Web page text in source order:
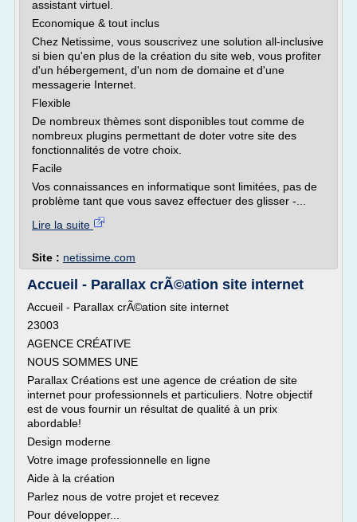
assistant virtuel.
Economique & tout inclus
Chez Netissime, vous souscrivez une solution all-inclusive
si bien qu'en plus de la création du site web, vous profiter
d'un hébergement, d'un nom de domaine et d'une
messagerie Internet.
Flexible
De nombreux thèmes sont disponibles tout comme de
nombreux plugins permettant de doter votre site des
fonctionnalités de votre choix.
Facile
Vos connaissances en informatique sont limitées, pas de
problème tant que vous savez effectuer des glisser -...
Lire la suite
Site : netissime.com
Accueil - Parallax crÃ©ation site internet
Accueil - Parallax crÃ©ation site internet
23003
AGENCE CRÉATIVE
NOUS SOMMES UNE
Parallax Créations est une agence de création de site
internet pour professionnels et particuliers. Notre objectif
est de vous fournir un résultat de qualité à un prix
abordable!
Design moderne
Votre image professionnelle en ligne
Aide à la création
Parlez nous de votre projet et recevez
Pour développer...